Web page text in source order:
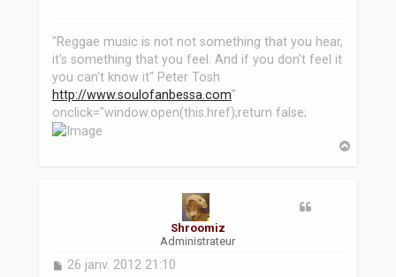
"Reggae music is not not something that you hear,
it's something that you feel. And if you don't feel it
you can't know it" Peter Tosh
http://www.soulofanbessa.com"
onclick="window.open(this.href);return false;
Shroomiz
Administrateur
M
26 janv. 2012 21:10